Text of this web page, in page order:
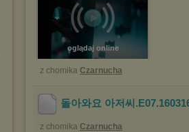
oglądaj online
z chomika Czarnucha
돌아와요 아저씨
z chomika Czarnucha